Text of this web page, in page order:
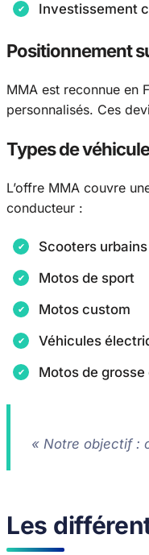
Investissement
Positionnement
MMA est reconnue en
personnalisés. Ces
Types de
L’offre MMA couvre
conducteur :
Scooters urbains
Motos de sport
Motos custom
Véhicules
Motos de
« Notre objectif :
Les